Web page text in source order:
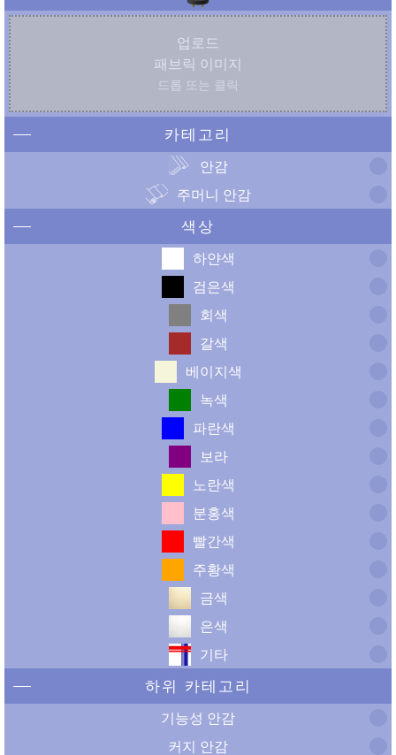
업로드
패브릭 이미지
드롭 또는 클릭
카테고리
안감
주머니 안감
색상
하얀색
검은색
회색
갈색
베이지색
녹색
파란색
보라
노란색
분홍색
빨간색
주황색
금색
은색
기타
하위 카테고리
기능성 안감
커지 안감